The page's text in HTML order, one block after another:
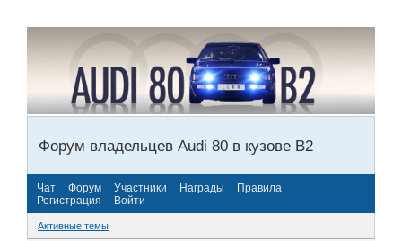
Форум владельцев Audi 80 в кузове В2
Чат Форум Участники Награды
Правила
Регистрация
Войти
Активные темы